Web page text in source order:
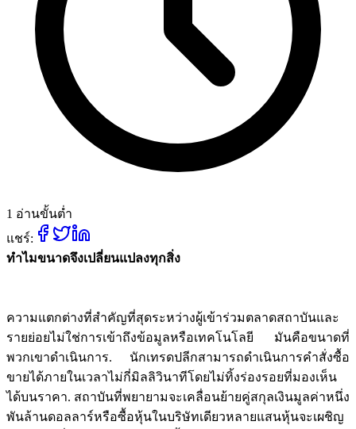
1 อ่านขั้นต่ำ
แชร์:
ทำไมขนาดจึงเปลี่ยนแปลงทุกสิ่ง
ความแตกต่างที่สำคัญที่สุดระหว่างผู้เข้าร่วมตลาดสถาบันและ
รายย่อยไม่ใช่การเข้าถึงข้อมูลหรือเทคโนโลยี มันคือขนาดที่
พวกเขาดำเนินการ. นักเทรดปลีกสามารถดำเนินการคำสั่งซื้อ
ขายได้ภายในเวลาไม่กี่มิลลิวินาทีโดยไม่ทิ้งร่องรอยที่มองเห็น
ได้บนราคา. สถาบันที่พยายามจะเคลื่อนย้ายคู่สกุลเงินมูลค่าหนึ่ง
พันล้านดอลลาร์หรือซื้อหุ้นในบริษัทเดียวหลายแสนหุ้นจะเผชิญ